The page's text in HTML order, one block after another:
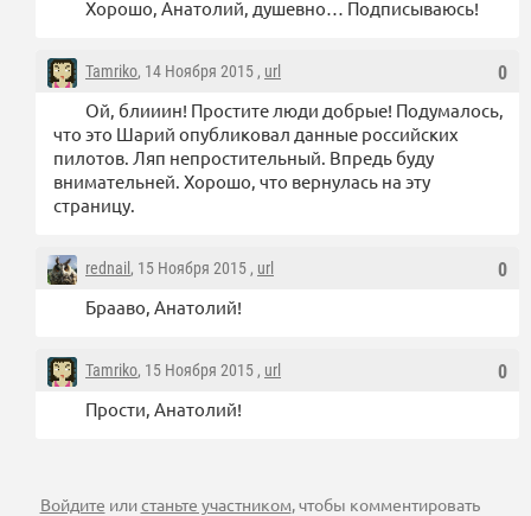
Хорошо, Анатолий, душевно… Подписываюсь!
0
Tamriko, 14 Ноября 2015 , url
Ой, блииин! Простите люди добрые! Подумалось,
что это Шарий опубликовал данные российских
пилотов. Ляп непростительный. Впредь буду
внимательней. Хорошо, что вернулась на эту
страницу.
0
rednail , 15 Ноября 2015 , url
Брааво, Анатолий!
0
Tamriko, 15 Ноября 2015 , url
Прости, Анатолий!
Войдите илистаньте участником, чтобы комментировать